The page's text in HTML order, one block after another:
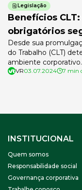
Legislação
Benefícios
obrigatórios
Desde sua
do Trabalho (CLT)
ambiente
muitos benefícios
VR03.07.2024 7 min
INSTITUCIONAL
Quem somos
Responsabilidade social
Governança corporativa